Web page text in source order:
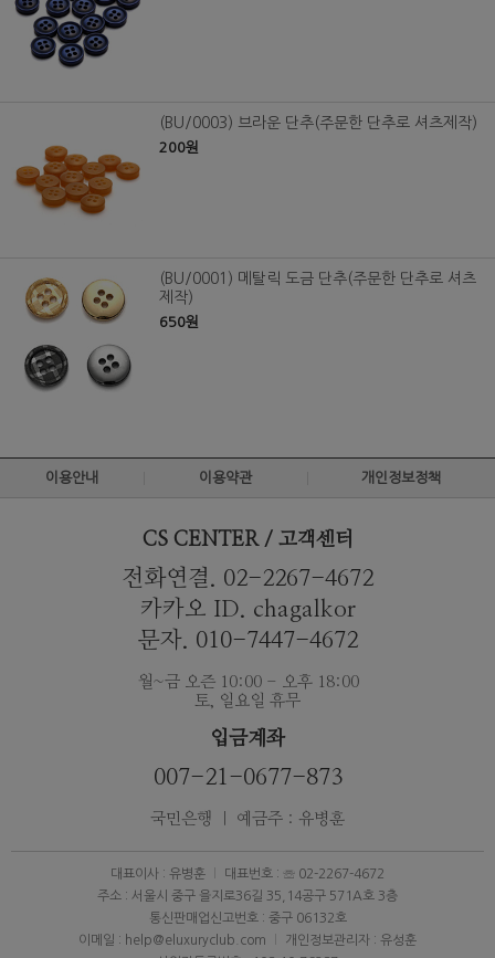
(BU/0003) 브라운 단추(주문한 단추로 셔츠제작)
200원
(BU/0001) 메탈릭 도금 단추(주문한 단추로 셔츠
제작)
650원
이용안내 이용약관 개인정보정책
CS CENTER / 고객센터
전화연결. 02-2267-4672
카카오 ID. chagalkor
문자. 010-7447-4672
월~금 오즌 10:00 - 오후 18:00
토, 일요일 휴무
입금계좌
007-21-0677-873
국민은행 ｜ 예금주 : 유병훈
대표이사 : 유병훈
대표번호 : ☏ 02-2267-4672
주소 : 서울시 중구 을지로36길 35,14공구 571A호 3층
통신판매업신고번호 : 중구 06132호
이메일 : help@eluxuryclub.com
개인정보관리자 : 유성훈